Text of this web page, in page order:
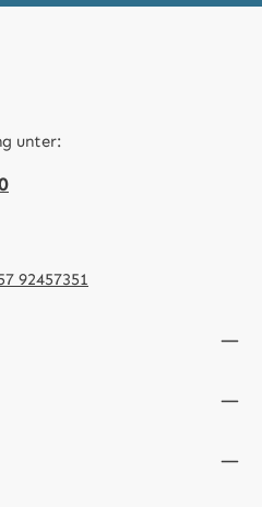
unter:
92457351